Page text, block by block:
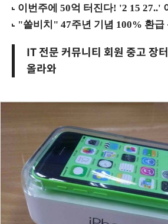
IT 전문 커뮤니티 회원 중고 장
올라와